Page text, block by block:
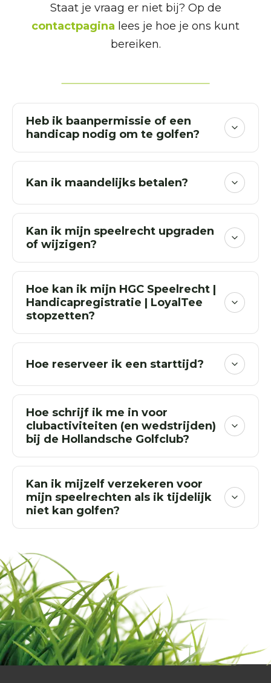
Staat je vraag er niet bij? Op de
contactpagina lees je hoe je ons kunt
bereiken.
Heb ik baanpermissie of een
handicap nodig om te golfen?
Kan ik maandelijks betalen?
Kan ik mijn speelrecht upgraden
of wijzigen?
Hoe kan ik mijn HGC Speelrecht |
Handicapregistratie | LoyalTee
stopzetten?
Hoe reserveer ik een starttijd?
Hoe schrijf ik me in voor
clubactiviteiten (en wedstrijden)
bij de Hollandsche Golfclub?
Kan ik mijzelf verzekeren voor
mijn speelrechten als ik tijdelijk
niet kan golfen?